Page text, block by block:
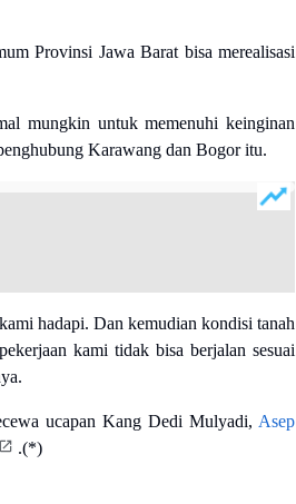
Provinsi Jawa Barat bisa merealisasi
mungkin untuk memenuhi keinginan
Karawang dan Bogor itu.
hadapi. Dan kemudian kondisi tanah
kami tidak bisa berjalan sesuai
ucapan Kang Dedi Mulyadi, Asep
.(*)